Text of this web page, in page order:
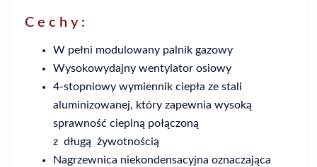
Cechy:
W pełni modulowany palnik gazowy
Wysokowydajny wentylator osiowy
4-stopniowy wymiennik ciepła ze stali
aluminizowanej, który zapewnia wysoką
sprawność cieplną połączoną
z długą żywotnością
Nagrzewnica niekondensacyjna oznaczająca